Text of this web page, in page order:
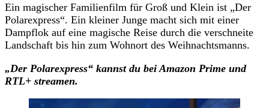
Ein magischer Familienfilm für Groß und Klein ist „Der
Polarexpress“. Ein kleiner Junge macht sich mit einer
Dampflok auf eine magische Reise durch die verschneite
Landschaft bis hin zum Wohnort des Weihnachtsmanns.
„Der Polarexpress“ kannst du bei Amazon Prime und
RTL+ streamen.